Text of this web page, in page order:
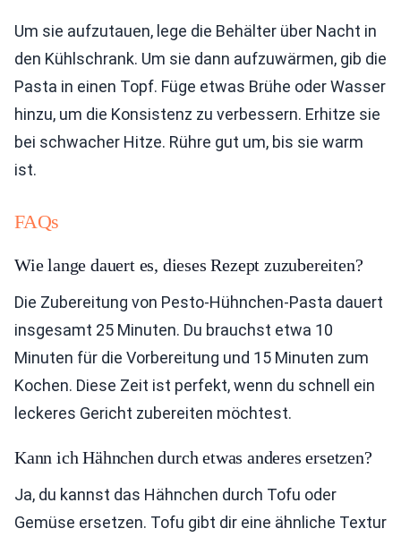
Um sie aufzutauen, lege die Behälter über Nacht in
den Kühlschrank. Um sie dann aufzuwärmen, gib die
Pasta in einen Topf. Füge etwas Brühe oder Wasser
hinzu, um die Konsistenz zu verbessern. Erhitze sie
bei schwacher Hitze. Rühre gut um, bis sie warm
ist.
FAQs
Wie lange dauert es, dieses Rezept zuzubereiten?
Die Zubereitung von Pesto-Hühnchen-Pasta dauert
insgesamt 25 Minuten. Du brauchst etwa 10
Minuten für die Vorbereitung und 15 Minuten zum
Kochen. Diese Zeit ist perfekt, wenn du schnell ein
leckeres Gericht zubereiten möchtest.
Kann ich Hähnchen durch etwas anderes ersetzen?
Ja, du kannst das Hähnchen durch Tofu oder
Gemüse ersetzen. Tofu gibt dir eine ähnliche Textur